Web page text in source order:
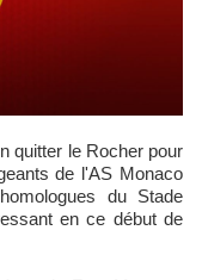
de l'AS Monaco
du Stade
en ce début de